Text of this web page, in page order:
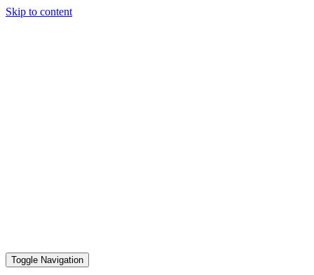
Skip to content
Toggle Navigation